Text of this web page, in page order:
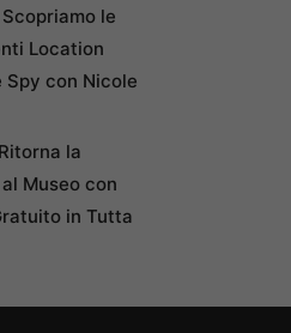
le
Location
Spy con Nicole
la
Museo con
in Tutta